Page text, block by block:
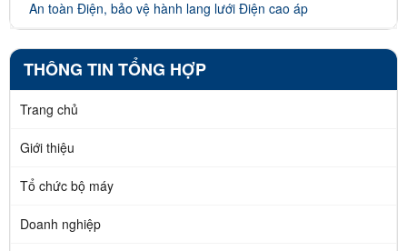
An toàn Điện, bảo vệ hành lang lưới Điện cao áp
THÔNG TIN TỔNG HỢP
Trang chủ
Giới thiệu
Tổ chức bộ máy
Doanh nghiệp